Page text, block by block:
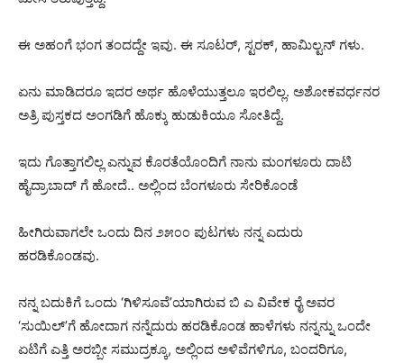
ಈ ಅಹಂಗೆ ಭಂಗ ತಂದದ್ದೇ ಇವು. ಈ ಸೂಟರ್, ಸ್ಟರಕ್, ಹಾಮಿಲ್ಟನ್ ಗಳು.
ಏನು ಮಾಡಿದರೂ ಇದರ ಅರ್ಥ ಹೊಳೆಯುತ್ತಲೂ ಇರಲಿಲ್ಲ. ಅಶೋಕವರ್ಧನರ
ಅತ್ರಿ ಪುಸ್ತಕದ ಅಂಗಡಿಗೆ ಹೊಕ್ಕು ಹುಡುಕಿಯೂ ಸೋತಿದ್ದೆ.
ಇದು ಗೊತ್ತಾಗಲಿಲ್ಲ ಎನ್ನುವ ಕೊರತೆಯೊಂದಿಗೆ ನಾನು ಮಂಗಳೂರು ದಾಟಿ
ಹೈದ್ರಾಬಾದ್ ಗೆ ಹೋದೆ.. ಅಲ್ಲಿಂದ ಬೆಂಗಳೂರು ಸೇರಿಕೊಂಡೆ
ಹೀಗಿರುವಾಗಲೇ ಒಂದು ದಿನ ೨೫೦೦ ಪುಟಗಳು ನನ್ನ ಎದುರು
ಹರಡಿಕೊಂಡವು.
ನನ್ನ ಬದುಕಿಗೆ ಒಂದು ‘ಗಿಳಿಸೂವೆ’ಯಾಗಿರುವ ಬಿ ಎ ವಿವೇಕ ರೈ ಅವರ
‘ಸುಯಿಲ್’ಗೆ ಹೋದಾಗ ನನ್ನೆದುರು ಹರಡಿಕೊಂಡ ಹಾಳೆಗಳು ನನ್ನನ್ನು ಒಂದೇ
ಏಟಿಗೆ ಎತ್ತಿ ಅರಬ್ಬೀ ಸಮುದ್ರಕ್ಕೂ, ಅಲ್ಲಿಂದ ಅಳಿವೆಗಳಿಗೂ, ಬಂದರಿಗೂ,